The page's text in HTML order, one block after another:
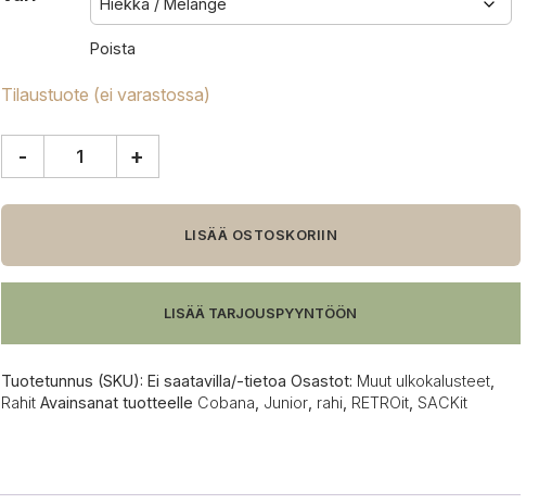
Poista
Tilaustuote (ei varastossa)
Junior
määrä
- +
LISÄÄ OSTOSKORIIN
LISÄÄ TARJOUSPYYNTÖÖN
Tuotetunnus (SKU): Ei saatavilla/-tietoa Osastot: Muut ulkokalusteet,
Rahit Avainsanat tuotteelle Cobana Junior, rahi, RETROit, SACKit